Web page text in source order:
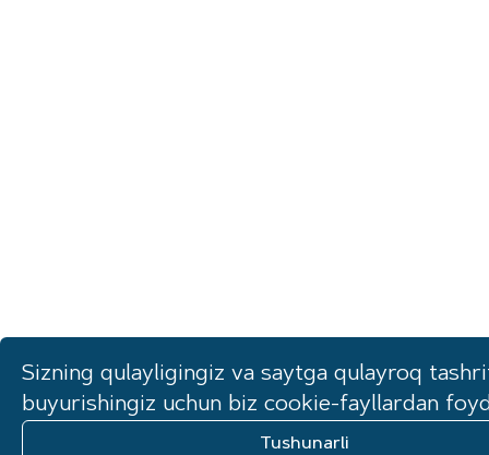
Sizning qulayligingiz va saytga qulayroq
buyurishingiz uchun biz cookie-fayllardan
Tushunarli